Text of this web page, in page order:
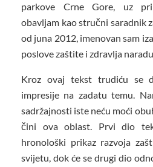
parkove Crne Gore, uz
obavljam kao stručni saradnik
od juna 2012, imenovan sam
poslove zaštite i zdravlja
Kroz ovaj tekst trudiću se
impresije na zadatu temu.
sadržajnosti iste neću moći
čini ova oblast. Prvi dio
hronološki prikaz razvoja
svijetu, dok će se drugi dio